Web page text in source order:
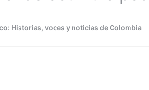
Historias, voces y noticias de Colombia